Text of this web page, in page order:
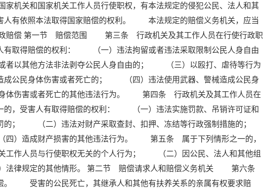
关和国家机关工作人员行使职权，有本法规定的侵犯公民、法人和其
人有依照本法取得国家赔偿的权利。 本法规定的赔偿义务机关，应当
赔偿 第一节 赔偿范围 第三条 行政机关及其工作人员在行使行政职
有取得赔偿的权利： （一）违法拘留或者违法采取限制公民人身自由
以其他方法非法剥夺公民人身自由的； （三）以殴打、虐待等行为
成公民身体伤害或者死亡的； （四）违法使用武器、警械造成公民身
伤害或者死亡的其他违法行为。 第四条 行政机关及其工作人员在
的，受害人有取得赔偿的权利： （一）违法实施罚款、吊销许可证和
的； （二）违法对财产采取查封、扣押、冻结等行政强制措施的；
造成财产损害的其他违法行为。 第五条 属于下列情形之一的，
作人员与行使职权无关的个人行为； （二）因公民、法人和其他组
法律规定的其他情形。 第二节 赔偿请求人和赔偿义务机关 第六条
。 受害的公民死亡，其继承人和其他有扶养关系的亲属有权要求赔